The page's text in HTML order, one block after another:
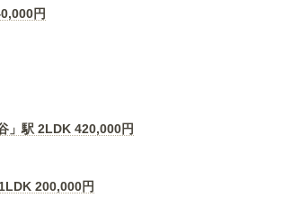
円
」駅 2LDK 420,000円
200,000円